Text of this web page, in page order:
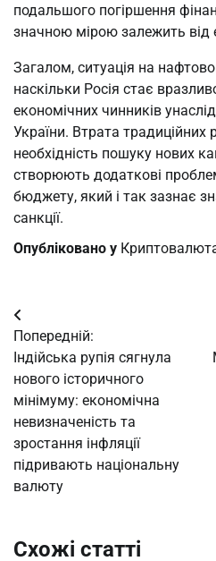
подальшого погіршення
значною мірою залежить від
Загалом, ситуація на
наскільки Росія стає
економічних чинників
України. Втрата традиційних
необхідність пошуку нових
створюють додаткові
бюджету, який і так зазнає
санкції.
Опубліковано у
Навігація
записів
Попередній:
Індійська рупія сягнула
нового історичного
мінімуму: економічна
невизначеність та
зростання інфляції
підривають національну
валюту
Схожі статті